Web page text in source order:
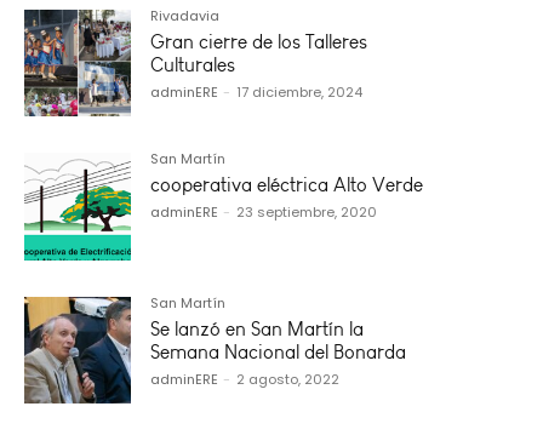
Rivadavia
Gran cierre de los Talleres
Culturales
adminERE - 17 diciembre, 2024
San Martín
cooperativa eléctrica Alto Verde
adminERE - 23 septiembre, 2020
San Martín
Se lanzó en San Martín la
Semana Nacional del Bonarda
adminERE - 2 agosto, 2022